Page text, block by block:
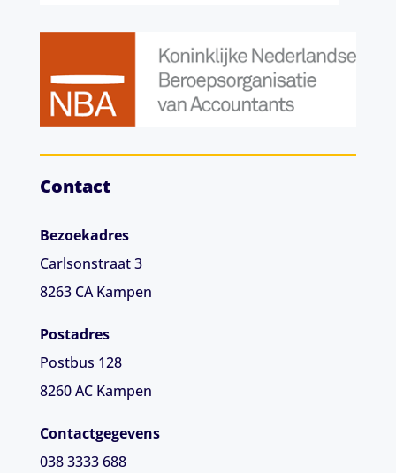
Contact
Bezoekadres
Carlsonstraat 3
8263 CA Kampen
Postadres
Postbus 128
8260 AC Kampen
Contactgegevens
038 3333 688